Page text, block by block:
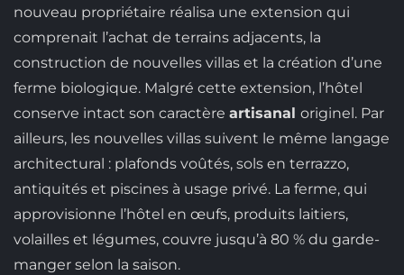
nouveau propriétaire réalisa une extension qui
comprenait l’achat de terrains adjacents, la
construction de nouvelles villas et la création d’une
ferme biologique. Malgré cette extension, l’hôtel
conserve intact son caractère artisanal originel. Par
ailleurs, les nouvelles villas suivent le même langage
architectural : plafonds voûtés, sols en terrazzo,
antiquités et piscines à usage privé. La ferme, qui
approvisionne l’hôtel en œufs, produits laitiers,
volailles et légumes, couvre jusqu’à 80 % du garde-
manger selon la saison.